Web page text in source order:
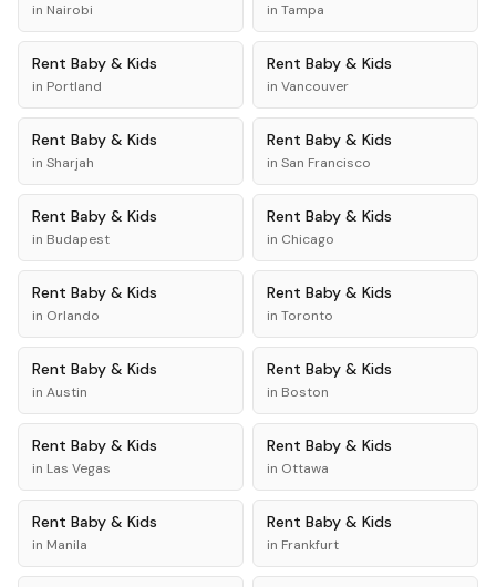
in Nairobi in Tampa
Rent Baby & Kids
in Portland
Rent Baby & Kids
in Vancouver
Rent Baby & Kids
in Sharjah
Rent Baby & Kids
in San Francisco
Rent Baby & Kids
in Budapest
Rent Baby & Kids
in Chicago
Rent Baby & Kids
in Orlando
Rent Baby & Kids
in Toronto
Rent Baby & Kids
in Austin
Rent Baby & Kids
in Boston
Rent Baby & Kids
in Las Vegas
Rent Baby & Kids
in Ottawa
Rent Baby & Kids
in Manila
Rent Baby & Kids
in Frankfurt